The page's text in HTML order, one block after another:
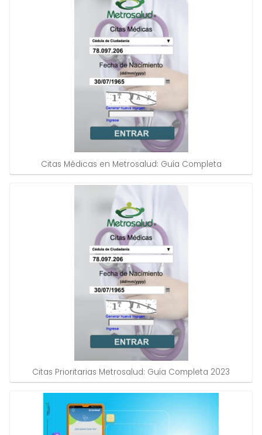
Citas Médicas en Metrosalud: Guía Completa
Citas Prioritarias Metrosalud: Guía Completa 2023